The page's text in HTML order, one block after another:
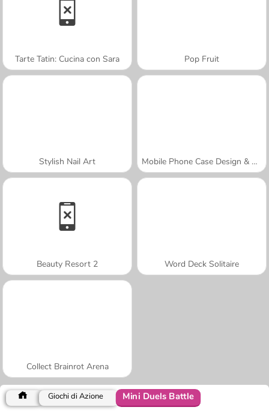
Tarte Tatin: Cucina con Sara Pop Fruit
Stylish Nail Art Mobile Phone Case Design & DIY
Beauty Resort 2 Word Deck Solitaire
Collect Brainrot Arena
Giochi di Azione Mini Duels Battle